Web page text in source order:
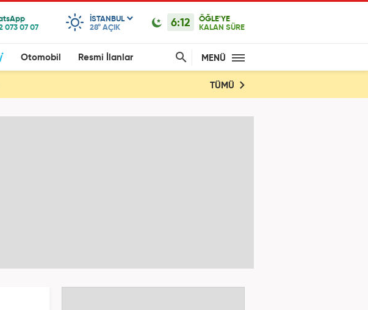
ISTANBUL
28° AÇIK 6:12
ÖĞLE'YE
KALAN SÜRE
Otomobil Resmi İlanlar MENÜ
TÜMÜ